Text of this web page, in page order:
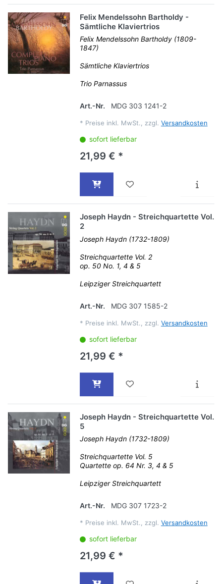
Felix Mendelssohn Bartholdy -
Sämtliche Klaviertrios
Felix Mendelssohn Bartholdy (1809-
1847)
Sämtliche Klaviertrios
Trio Parnassus
Art.-Nr. MDG 303 1241-2
* Preise inkl. MwSt., zzgl. Versandkosten
sofort lieferbar
21,99 € *
Joseph Haydn - Streichquartette Vol.
2
Joseph Haydn (1732-1809)
Streichquartette Vol. 2
op. 50 No. 1, 4 & 5
Leipziger Streichquartett
Art.-Nr. MDG 307 1585-2
* Preise inkl. MwSt., zzgl. Versandkosten
sofort lieferbar
21,99 € *
Joseph Haydn - Streichquartette Vol.
5
Joseph Haydn (1732-1809)
Streichquartette Vol. 5
Quartette op. 64 Nr. 3, 4 & 5
Leipziger Streichquartett
Art.-Nr. MDG 307 1723-2
* Preise inkl. MwSt., zzgl. Versandkosten
sofort lieferbar
21,99 € *